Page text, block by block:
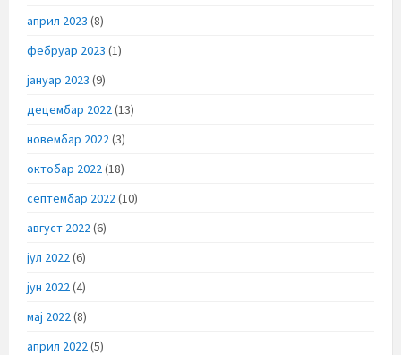
април 2023 (8)
фебруар 2023 (1)
јануар 2023 (9)
децембар 2022(13)
новембар 2022(3)
октобар 2022(18)
септембар 2022(10)
август 2022(6)
јул 2022(6)
јун 2022(4)
мај 2022(8)
април 2022(5)